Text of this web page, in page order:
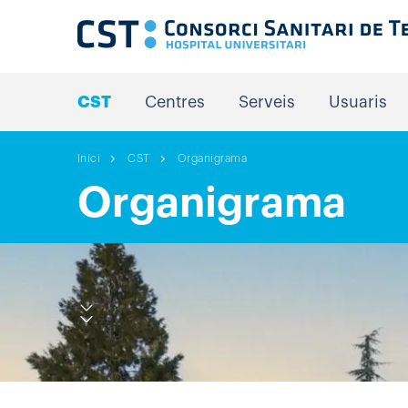
CST Centres Serveis Usuaris
Inici CST Organigrama
Organigrama